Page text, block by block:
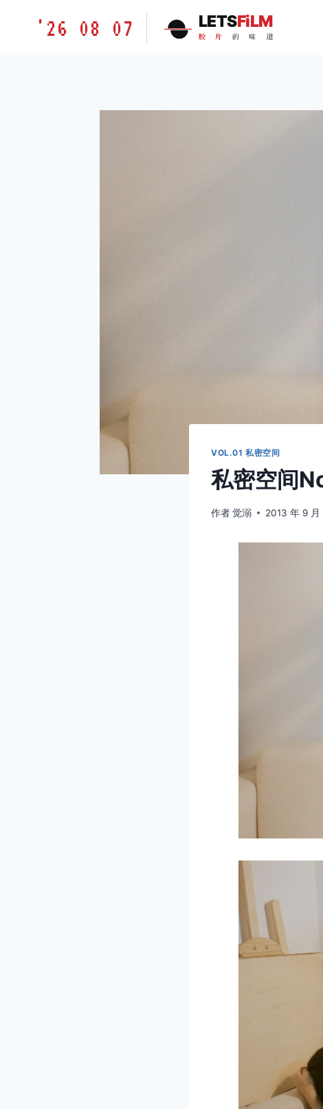
胶'26 08 07 LETSFiLM
胶 片 的 味 道
VOL.01 私密空间
私密空间
作者觉溺 2013 年 9 月